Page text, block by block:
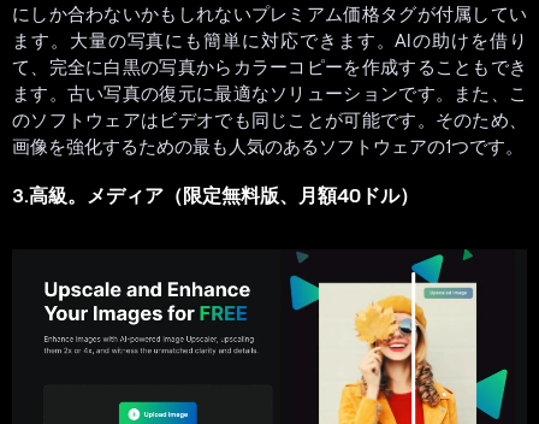
にしか合わないかもしれないプレミアム価格タグが付属してい
ます。大量の写真にも簡単に対応できます。AIの助けを借り
て、完全に白黒の写真からカラーコピーを作成することもでき
ます。古い写真の復元に最適なソリューションです。また、こ
のソフトウェアはビデオでも同じことが可能です。そのため、
画像を強化するための最も人気のあるソフトウェアの1つです。
3.高級。メディア（限定無料版、月額40ドル）